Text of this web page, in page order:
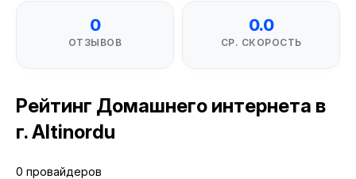
0
ОТЗЫВОВ
0.0
СР. СКОРОСТЬ
Рейтинг Домашнего интернета в
г. Altinordu
0 провайдеров